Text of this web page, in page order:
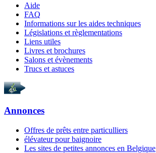
Aide
FAQ
Informations sur les aides techniques
Législations et règlementations
Liens utiles
Livres et brochures
Salons et évènements
Trucs et astuces
Annonces
Offres de prêts entre particulliers
élévateur pour baignoire
Les sites de petites annonces en Belgique